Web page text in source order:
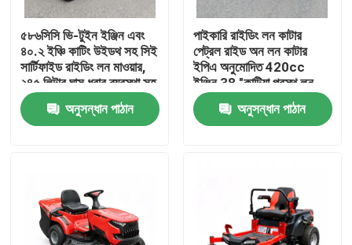
বাড়ি
ভিডিও
৫৮৬সিসি ভি-টুইন ইঞ্জিন এবং
৪০.২ ইঞ্চি কাটিং উইডথ সহ সিই
সার্টিফাইড রাইডিং লন মাওয়ার,
২৪৫ লিটার ঘাস ধরার ব্যবস্থা সহ
অনুসন্ধান পাঠান
পাইকারি রাইডিং লন কাটার
পেট্রল রাইড অন লন কাটার
ইপিএ অনুমোদিত 420cc
ইঞ্জিন 38 "কাটিয়া প্রস্থ লন
ট্র্যাক্টর OEM সমর্থন
অনুসন্ধান পাঠান